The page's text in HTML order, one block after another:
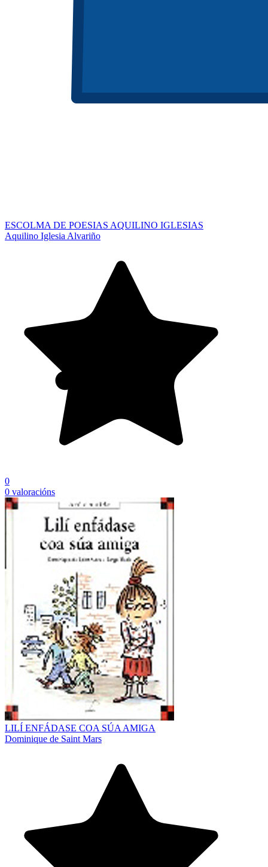
ESCOLMA DE POESIAS AQUILINO IGLESIAS
Aquilino Iglesia Alvariño
0
0 valoracións
LILÍ ENFÁDASE COA SÚA AMIGA
Dominique de Saint Mars